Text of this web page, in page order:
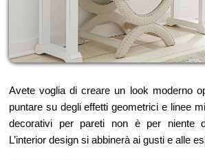
Avete voglia di creare un look moderno
puntare su degli effetti geometrici e linee
decorativi per pareti non è per niente
L’interior design si abbinerà ai gusti e alle